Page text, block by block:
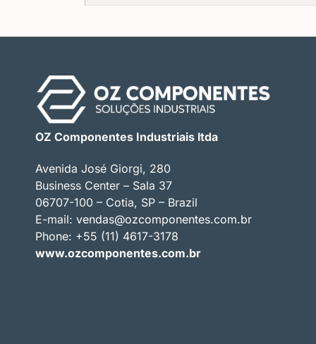
OZ Componentes Industriais ltda
Avenida José Giorgi, 280
Business Center – Sala 37
06707-100 – Cotia, SP – Brazil
E-mail: vendas@ozcomponentes.com.br
Phone: +55 (11) 4617-3178
www.ozcomponentes.com.br